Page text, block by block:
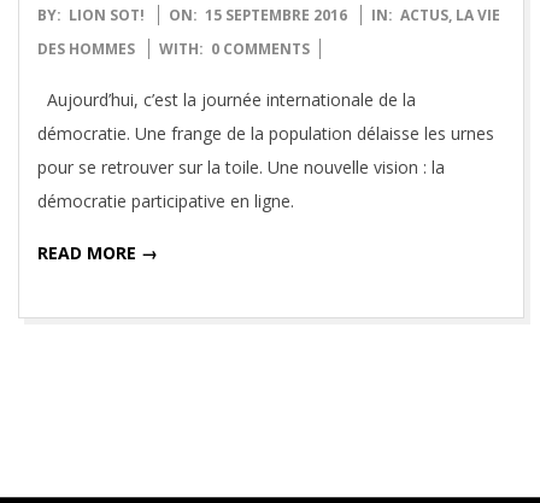
2016-
09-
BY: LION SOT! ON: 15 SEPTEMBRE 2016 IN: ACTUS, LA VIE
DES HOMMES
WITH: 0 COMMENTS
Aujourd’hui, c’est la journée internationale de la
démocratie. Une frange de la population délaisse les urnes
pour se retrouver sur la toile. Une nouvelle vision : la
démocratie participative en ligne.
READ MORE →